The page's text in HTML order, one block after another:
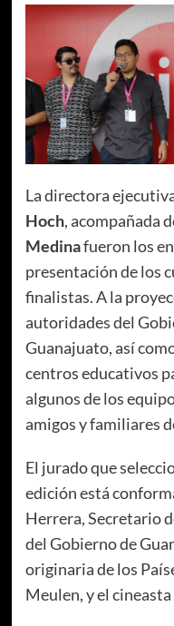
La directora
Hoch, acompañada
Medinafueron los
presentación de los
finalistas. A la
autoridades del
Guanajuato, así
centros educativos
algunos de los
amigos y familiares
El jurado que
edición está
Herrera, Secretario
del Gobierno de
originaria de los
Meulen, y el